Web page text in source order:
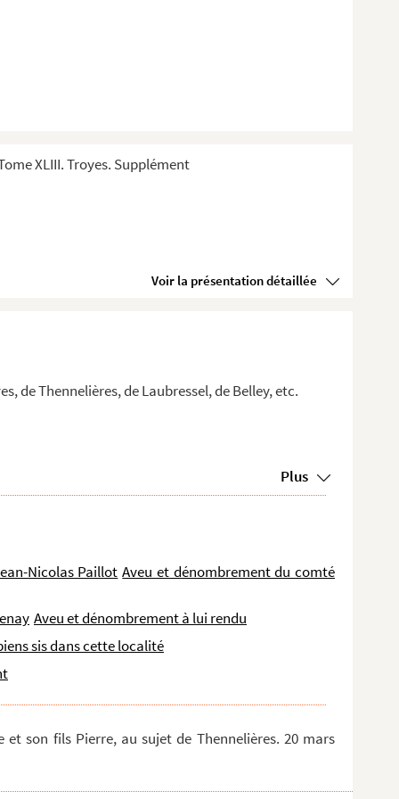
XLIII. Troyes. Supplément
Voir la présentation détaillée
de Thennelières, de Laubressel, de Belley, etc.
Plus
Nicolas Paillot Aveu et dénombrement du comté
Aveu et dénombrement à lui rendu
sis dans cette localité
son fils Pierre, au sujet de Thennelières. 20 mars